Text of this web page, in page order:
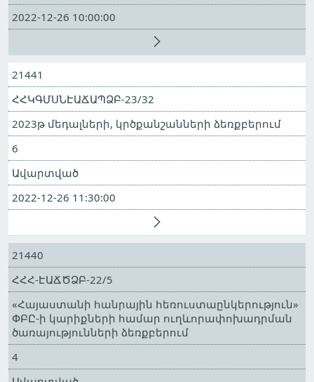
2022-12-26 10:00:00
21441
ՀՀԿԳՄՍՆԷԱՃԱՊՁԲ-23/32
2023թ մեդալների, կրծքանշանների ձեռքբերում
6
Ավարտված
2022-12-26 11:30:00
21440
ՀՀՀ-ԷԱՃԾՁԲ-22/5
«Հայաստանի հանրային հեռուստաընկերություն»
ՓԲԸ-ի կարիքների համար ուղևորափոխադրման
ծառայությունների ձեռքբերում
4